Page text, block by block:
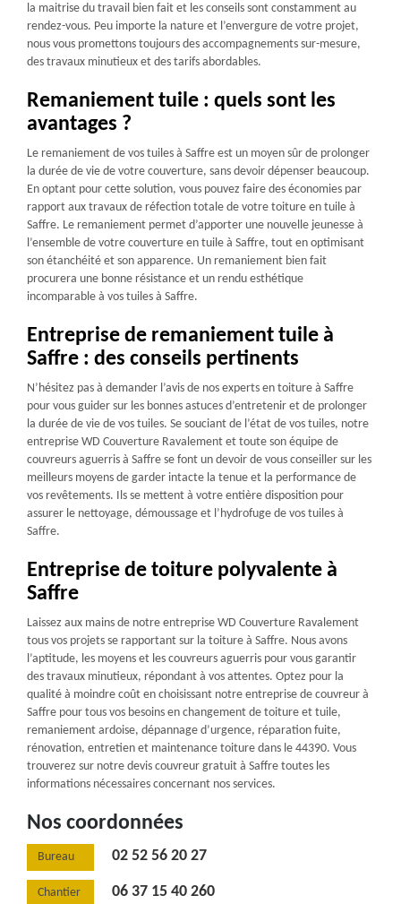
la maitrise du travail bien fait et les conseils sont constamment au
rendez-vous. Peu importe la nature et l’envergure de votre projet,
nous vous promettons toujours des accompagnements sur-mesure,
des travaux minutieux et des tarifs abordables.
Remaniement tuile : quels sont les
avantages ?
Le remaniement de vos tuiles à Saffre est un moyen sûr de prolonger
la durée de vie de votre couverture, sans devoir dépenser beaucoup.
En optant pour cette solution, vous pouvez faire des économies par
rapport aux travaux de réfection totale de votre toiture en tuile à
Saffre. Le remaniement permet d’apporter une nouvelle jeunesse à
l’ensemble de votre couverture en tuile à Saffre, tout en optimisant
son étanchéité et son apparence. Un remaniement bien fait
procurera une bonne résistance et un rendu esthétique
incomparable à vos tuiles à Saffre.
Entreprise de remaniement tuile à
Saffre : des conseils pertinents
N’hésitez pas à demander l’avis de nos experts en toiture à Saffre
pour vous guider sur les bonnes astuces d’entretenir et de prolonger
la durée de vie de vos tuiles. Se souciant de l’état de vos tuiles, notre
entreprise WD Couverture Ravalement et toute son équipe de
couvreurs aguerris à Saffre se font un devoir de vous conseiller sur les
meilleurs moyens de garder intacte la tenue et la performance de
vos revêtements. Ils se mettent à votre entière disposition pour
assurer le nettoyage, démoussage et l’hydrofuge de vos tuiles à
Saffre.
Entreprise de toiture polyvalente à
Saffre
Laissez aux mains de notre entreprise WD Couverture Ravalement
tous vos projets se rapportant sur la toiture à Saffre. Nous avons
l’aptitude, les moyens et les couvreurs aguerris pour vous garantir
des travaux minutieux, répondant à vos attentes. Optez pour la
qualité à moindre coût en choisissant notre entreprise de couvreur à
Saffre pour tous vos besoins en changement de toiture et tuile,
remaniement ardoise, dépannage d’urgence, réparation fuite,
rénovation, entretien et maintenance toiture dans le 44390. Vous
trouverez sur notre devis couvreur gratuit à Saffre toutes les
informations nécessaires concernant nos services.
Nos coordonnées
Bureau 02 52 56 20 27
Chantier 06 37 15 40 260